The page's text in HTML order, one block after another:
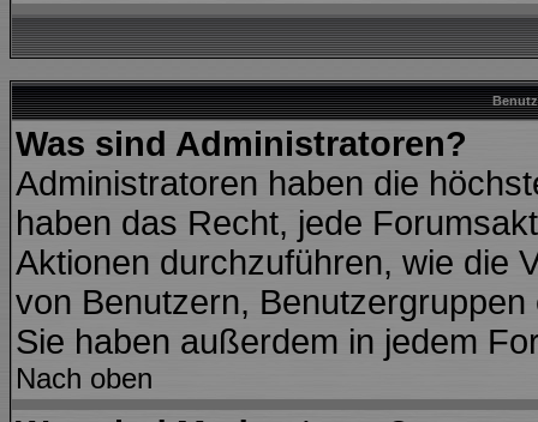
Was sind Administratoren?
Administratoren haben die
haben das Recht, jede
Aktionen durchzuführen, wie die
von Benutzern,
Sie haben außerdem in jedem
Nach oben